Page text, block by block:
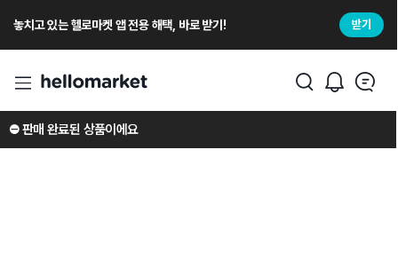
놓치고 있는 헬로마켓 앱 전용 해택, 바로 받기! 받기
⛔️ 판매 완료된 상품이에요